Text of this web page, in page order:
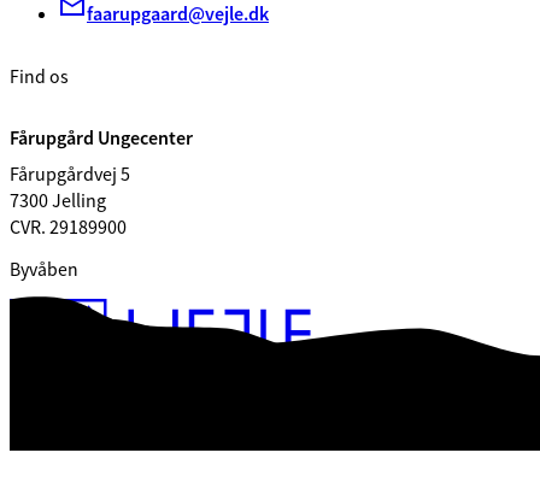
faarupgaard@vejle.dk
Find os
Fårupgård Ungecenter
Fårupgårdvej 5
7300 Jelling
CVR. 29189900
Byvåben